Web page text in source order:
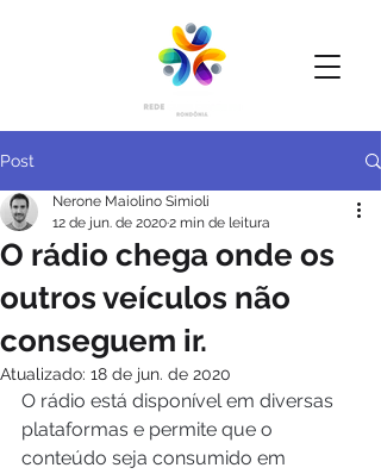
Post
O rádio chega onde os
outros veículos não
conseguem ir.
Nerone Maiolino Simioli
12 de jun. de 20202 min de leitura
Atualizado: 18 de jun. de 2020
O rádio está disponível em diversas
plataformas e permite que o
conteúdo seja consumido em